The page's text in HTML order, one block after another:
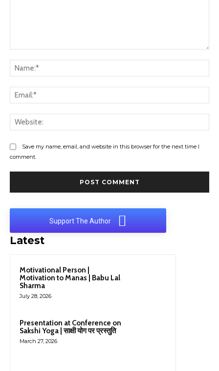
Save my name, email, and website in this browser for the next time I
comment.
Support The Author
Latest
Motivational Person |
Motivation to Manas | Babu Lal
Sharma
July 28, 2026
Presentation at Conference on
Sakshi Yoga | साक्षी योग पर प्रस्तुति
March 27, 2026